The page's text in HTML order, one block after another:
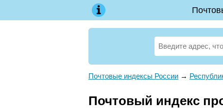
Почтовые индексы России →
Почтовый индекс